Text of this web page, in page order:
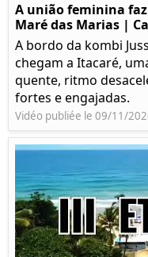
A união feminina
Maré das Marias |
A bordo da kombi
chegam a Itacaré,
quente, ritmo
fortes e engajadas.
Vidéo publiée le 09/11/